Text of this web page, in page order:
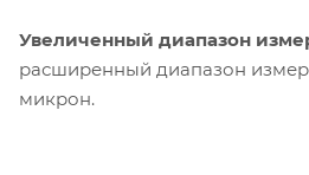
Увеличенный диапазон
расширенный диапазон
микрон.